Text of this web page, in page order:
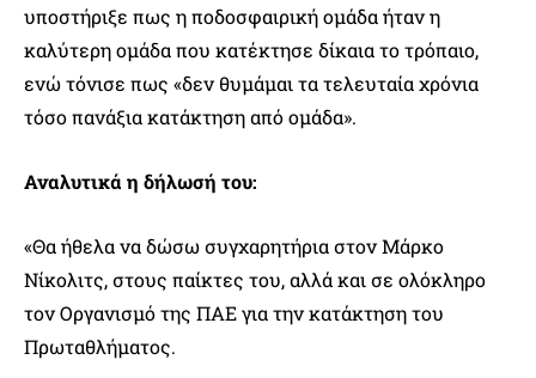
υποστήριξε πως η ποδοσφαιρική ομάδα ήταν η
καλύτερη ομάδα που κατέκτησε δίκαια το τρόπαιο,
ενώ τόνισε πως «δεν θυμάμαι τα τελευταία χρόνια
τόσο πανάξια κατάκτηση από ομάδα».
Αναλυτικά η δήλωσή του:
«Θα ήθελα να δώσω συγχαρητήρια στον Μάρκο
Νίκολιτς, στους παίκτες του, αλλά και σε ολόκληρο
τον Οργανισμό της ΠΑΕ για την κατάκτηση του
Πρωταθλήματος.